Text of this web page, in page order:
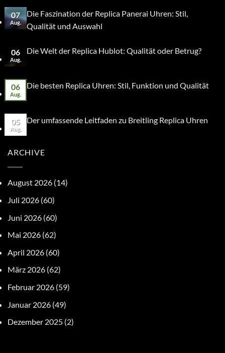
07
Aug.
Die Faszination der Replica Panerai Uhren: Stil,
Qualität und Auswahl
06
Aug.
Die Welt der Replica Hublot: Qualität oder Betrug?
06
Aug.
Die besten Replica Uhren: Stil, Funktion und Qualität
05
Aug.
Der umfassende Leitfaden zu Breitling Replica Uhren
ARCHIVE
August 2026 (14)
Juli 2026 (60)
Juni 2026 (60)
Mai 2026 (62)
April 2026 (60)
März 2026 (62)
Februar 2026 (59)
Januar 2026 (49)
Dezember 2025 (2)